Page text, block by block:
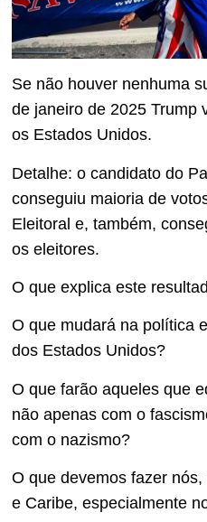
Se não houver nenhuma
de janeiro de 2025 Trump
os Estados Unidos.
Detalhe: o candidato do
conseguiu maioria de
Eleitoral e, também,
os eleitores.
O que explica este
O que mudará na política
dos Estados Unidos?
O que farão aqueles que
não apenas com o
com o nazismo?
O que devemos fazer
e Caribe, especialmente